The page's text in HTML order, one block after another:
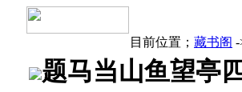
目前位置； 藏书阁 -
题马当山鱼望亭